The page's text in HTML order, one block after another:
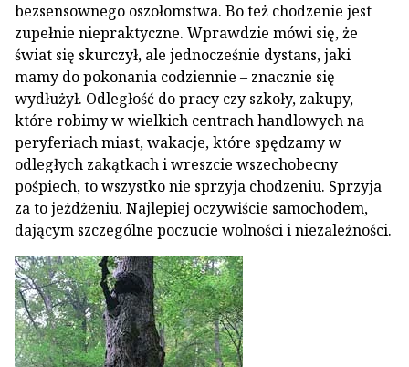
bezsensownego oszołomstwa. Bo też chodzenie jest
zupełnie niepraktyczne. Wprawdzie mówi się, że
świat się skurczył, ale jednocześnie dystans, jaki
mamy do pokonania codziennie – znacznie się
wydłużył. Odległość do pracy czy szkoły, zakupy,
które robimy w wielkich centrach handlowych na
peryferiach miast, wakacje, które spędzamy w
odległych zakątkach i wreszcie wszechobecny
pośpiech, to wszystko nie sprzyja chodzeniu. Sprzyja
za to jeżdżeniu. Najlepiej oczywiście samochodem,
dającym szczególne poczucie wolności i niezależności.